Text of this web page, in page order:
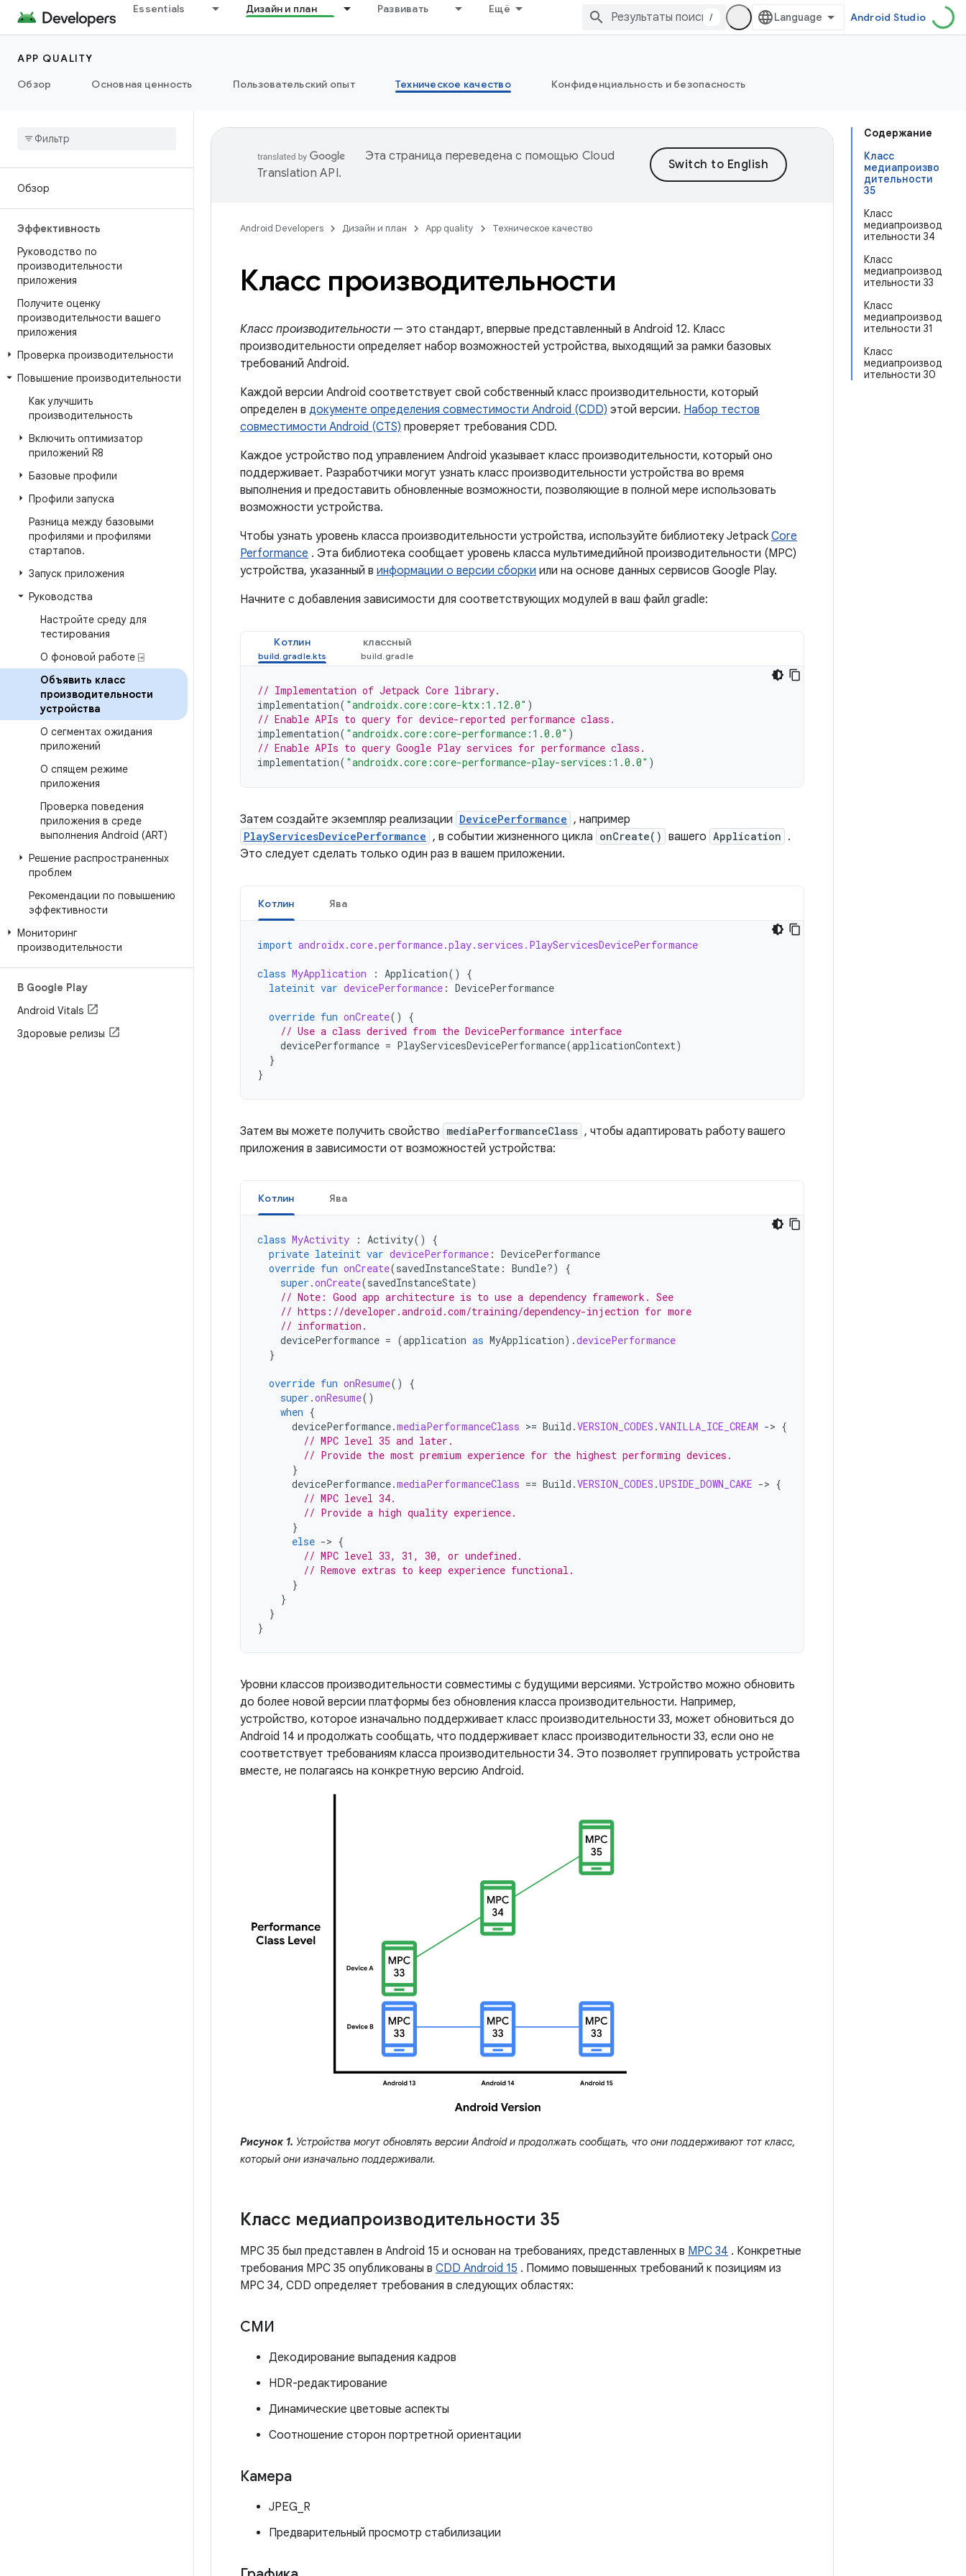
Essentials Дизайн и план Развивать Ещё
/ Android Studio
APP QUALITY
Обзор
Основная ценность Пользовательский опыт Техническое качество Конфиденциальность и безопасность
Обзор
Эффективность
Руководство по
производительности
приложения
Получите оценку
производительности вашего
приложения
Проверка производительности
Повышение производительности
Как улучшить
производительность
Включить оптимизатор
приложений R8
Базовые профили
Профили запуска
Разница между базовыми
профилями и профилями
стартапов.
Запуск приложения
Руководства
Настройте среду для
тестирования
О фоновой работе ⍈
Объявить класс
производительности
устройства
О сегментах ожидания
приложений
О спящем режиме
приложения
Проверка поведения
приложения в среде
выполнения Android (ART)
Решение распространенных
проблем
Рекомендации по повышению
эффективности
Мониторинг
производительности
В Google Play
Android Vitals
Здоровые релизы
Содержание
Класс
медиапроизво
дительности
35
Класс
медиапроизвод
ительности 34
Класс
медиапроизвод
ительности 33
Класс
медиапроизвод
ительности 31
Класс
медиапроизвод
ительности 30
Эта страница переведена с помощью Cloud
Translation API.
Android Developers Дизайн и план App quality Техническое качество
Класс производительности
Класс производительности — это стандарт, впервые представленный в Android 12. Класс
производительности определяет набор возможностей устройства, выходящий за рамки базовых
требований Android.
Каждой версии Android соответствует свой собственный класс производительности, который
определен в документе определения совместимости Android (CDD) этой версии. Набор тестов
совместимости Android (CTS) проверяет требования CDD.
Каждое устройство под управлением Android указывает класс производительности, который оно
поддерживает. Разработчики могут узнать класс производительности устройства во время
выполнения и предоставить обновленные возможности, позволяющие в полной мере использовать
возможности устройства.
Чтобы узнать уровень класса производительности устройства, используйте библиотеку Jetpack Core
Performance . Эта библиотека сообщает уровень класса мультимедийной производительности (MPC)
устройства, указанный в информации о версии сборки или на основе данных сервисов Google Play.
Начните с добавления зависимости для соответствующих модулей в ваш файл gradle:
Котлин классный
// Implementation of Jetpack Core library.
implementation( "androidx.core:core-ktx:1.12.0" )
// Enable APIs to query for device-reported performance class.
implementation( "androidx.core:core-performance:1.0.0" )
// Enable APIs to query Google Play services for performance class.
implementation( "androidx.core:core-performance-play-services:1.0.0" )
Затем создайте экземпляр реализации DevicePerformance , например
PlayServicesDevicePerformance , в событии жизненного цикла onCreate() вашего Application .
Это следует сделать только один раз в вашем приложении.
Котлин Ява
import androidx.core.performance.play.services.PlayServicesDevicePerformance
class MyApplication : Application()
{
lateinit var devicePerformance : DevicePerformance
override fun onCreate()
{
// Use a class derived from the DevicePerformance interface
devicePerformance = PlayServicesDevicePerformance(applicationContext)
}
}
Затем вы можете получить свойство mediaPerformanceClass , чтобы адаптировать работу вашего
приложения в зависимости от возможностей устройства:
Котлин Ява
class MyActivity : Activity()
{
private lateinit var devicePerformance : DevicePerformance
override fun onCreate(savedInstanceState : Bundle?)
{
super .onCreate(savedInstanceState)
// Note: Good app architecture is to use a dependency framework. See
// https://developer.android.com/training/dependency-injection for more
// information.
devicePerformance = (application as MyApplication).devicePerformance
}
override fun onResume()
{
super .onResume()
when {
devicePerformance.mediaPerformanceClass >= Build .VERSION_CODES .VANILLA_ICE_CREAM -> {
// MPC level 35 and later.
// Provide the most premium experience for the highest performing devices.
}
devicePerformance.mediaPerformanceClass == Build .VERSION_CODES .UPSIDE_DOWN_CAKE -> {
// MPC level 34.
// Provide a high quality experience.
}
else -> {
// MPC level 33, 31, 30, or undefined.
// Remove extras to keep experience functional.
}
}
}
}
Уровни классов производительности совместимы с будущими версиями. Устройство можно обновить
до более новой версии платформы без обновления класса производительности. Например,
устройство, которое изначально поддерживает класс производительности 33, может обновиться до
Android 14 и продолжать сообщать, что поддерживает класс производительности 33, если оно не
соответствует требованиям класса производительности 34. Это позволяет группировать устройства
вместе, не полагаясь на конкретную версию Android.
Рисунок 1. Устройства могут обновлять версии Android и продолжать сообщать, что они поддерживают тот класс,
который они изначально поддерживали.
Класс медиапроизводительности 35
MPC 35 был представлен в Android 15 и основан на требованиях, представленных в MPC 34 . Конкретные
требования MPC 35 опубликованы в CDD Android 15 . Помимо повышенных требований к позициям из
MPC 34, CDD определяет требования в следующих областях:
СМИ
Декодирование выпадения кадров
HDR-редактирование
Динамические цветовые аспекты
Соотношение сторон портретной ориентации
Камера
JPEG_R
Предварительный просмотр стабилизации